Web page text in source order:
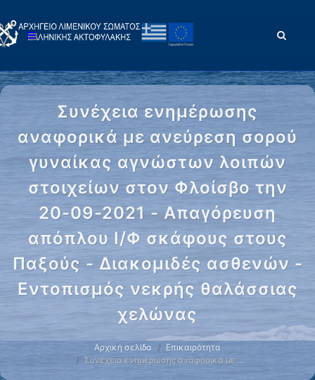
Συνέχεια ενημέρωσης
αναφορικά με ανεύρεση σορού
γυναίκας αγνώστων λοιπών
στοιχείων στον Φλοίσβο την
20-09-2021 - Απαγόρευση
απόπλου Ι/Φ σκάφους στους
Παξούς - Διακομιδές ασθενών -
Εντοπισμός νεκρής θαλάσσιας
χελώνας
Αρχική σελίδα
Επικαιρότητα
Συνέχεια ενημέρωσης αναφορικά με …